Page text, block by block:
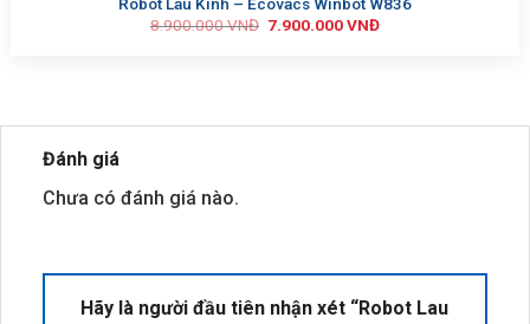
8.900.000VNĐ 7.900.000VNĐ
Đánh giá
Chưa có đánh giá nào.
Hãy là người đầu tiên nhận xét “Robot Lau